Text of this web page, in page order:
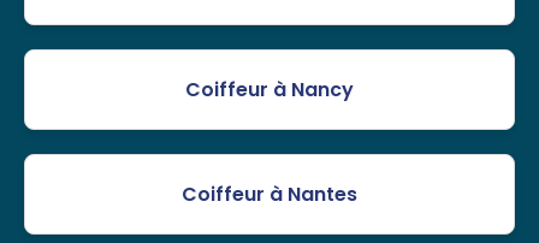
Coiffeur à Nancy
Coiffeur à Nantes